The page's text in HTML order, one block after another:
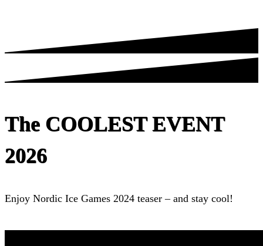
The COOLEST EVENT
2026
Enjoy Nordic Ice Games 2024 teaser – and stay cool!